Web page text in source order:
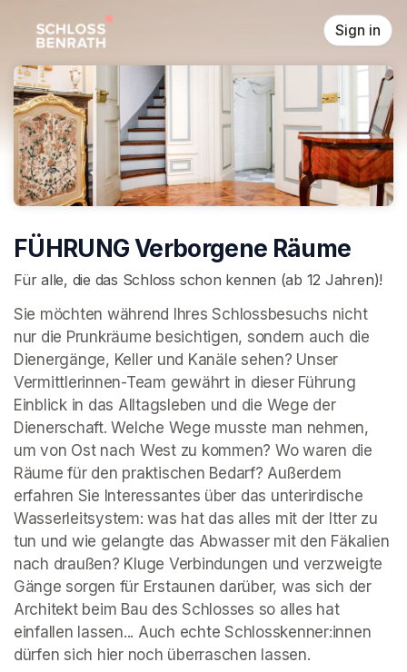
Sign in
FÜHRUNG Verborgene Räume
Für alle, die das Schloss schon kennen (ab 12 Jahren)!
Sie möchten während Ihres Schlossbesuchs nicht
nur die Prunkräume besichtigen, sondern auch die
Dienergänge, Keller und Kanäle sehen? Unser
Vermittlerinnen-Team gewährt in dieser Führung
Einblick in das Alltagsleben und die Wege der
Dienerschaft. Welche Wege musste man nehmen,
um von Ost nach West zu kommen? Wo waren die
Räume für den praktischen Bedarf? Außerdem
erfahren Sie Interessantes über das unterirdische
Wasserleitsystem: was hat das alles mit der Itter zu
tun und wie gelangte das Abwasser mit den Fäkalien
nach draußen? Kluge Verbindungen und verzweigte
Gänge sorgen für Erstaunen darüber, was sich der
Architekt beim Bau des Schlosses so alles hat
einfallen lassen... Auch echte Schlosskenner:innen
dürfen sich hier noch überraschen lassen.